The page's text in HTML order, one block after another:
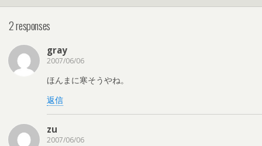
2 responses
gray
2007/06/06
ほんまに寒そうやね。
返信
zu
2007/06/06